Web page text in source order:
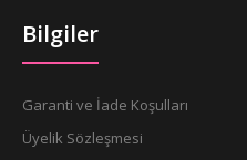
Bilgiler
Garanti ve İade Koşulları
Üyelik Sözleşmesi